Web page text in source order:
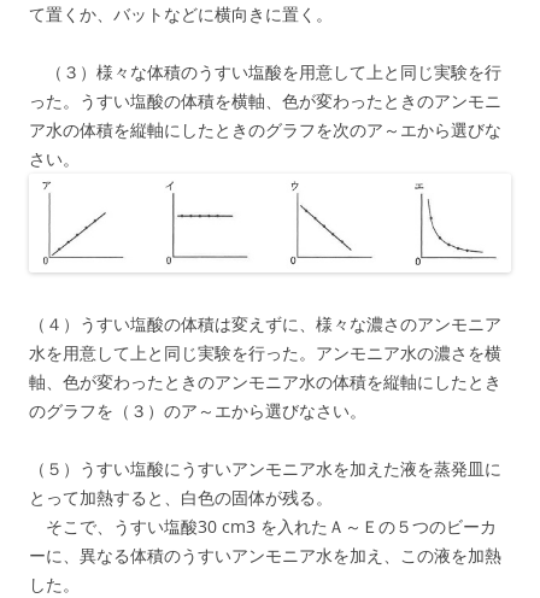
て置くか、バットなどに横向きに置く。
（３）様々な体積のうすい塩酸を用意して上と同じ実験を行
った。うすい塩酸の体積を横軸、色が変わったときのアンモニ
ア水の体積を縦軸にしたときのグラフを次のア～エから選びな
さい。
（４）うすい塩酸の体積は変えずに、様々な濃さのアンモニア
水を用意して上と同じ実験を行った。アンモニア水の濃さを横
軸、色が変わったときのアンモニア水の体積を縦軸にしたとき
のグラフを（３）のア～エから選びなさい。
（５）うすい塩酸にうすいアンモニア水を加えた液を蒸発皿に
とって加熱すると、白色の固体が残る。
そこで、うすい塩酸30 cm3 を入れたＡ～Ｅの５つのビーカ
ーに、異なる体積のうすいアンモニア水を加え、この液を加熱
した。